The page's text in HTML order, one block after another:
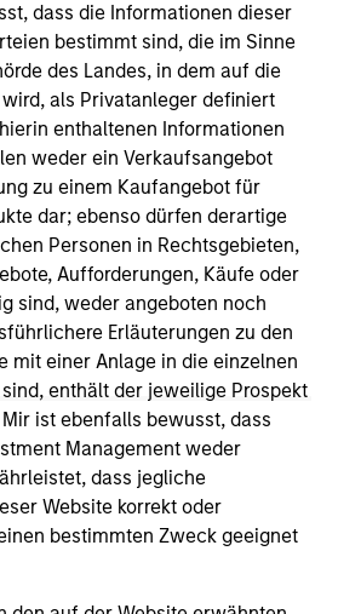
dass die Informationen dieser
bestimmt sind, die im Sinne
des Landes, in dem auf die
als Privatanleger definiert
enthaltenen Informationen
weder ein Verkaufsangebot
zu einem Kaufangebot für
dar; ebenso dürfen derartige
Personen in Rechtsgebieten,
Aufforderungen, Käufe oder
sind, weder angeboten noch
Erläuterungen zu den
mit einer Anlage in die einzelnen
enthält der jeweilige Prospekt
ist ebenfalls bewusst, dass
Management weder
dass jegliche
Website korrekt oder
bestimmten Zweck geeignet
The above is provided for
purposes only. There is no
mentioned resulted in
realized holdings), or will perform
holdings). The trademarks and
the property of their respective
on this website has not been
or otherwise approved by such
any links shown here, you agree that
third party site. We are providing
only as a convenience and the
is not and does not imply any
investigation, verification or
information contained in any
shall we be responsible for the
the site or your use of such site.